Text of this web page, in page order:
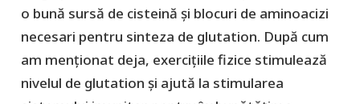
o bună sursă de cisteină și blocuri de aminoacizi
necesari pentru sinteza de glutation. După cum
am menționat deja, exercițiile fizice stimulează
nivelul de glutation și ajută la stimularea